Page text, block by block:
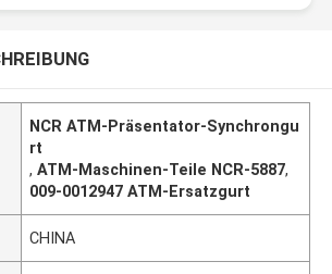
NCR ATM-Präsentator-Synchrongu
rt
,ATM-Maschinen-Teile NCR-5887,
009-0012947 ATM-Ersatzgurt
CHINA